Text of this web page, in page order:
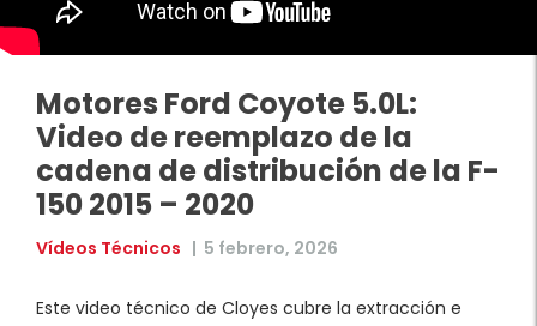
Motores Ford Coyote 5.0L:
Video de reemplazo de la
cadena de distribución de la F-
150 2015 – 2020
Vídeos Técnicos | 5 febrero, 2026
Este video técnico de Cloyes cubre la extracción e